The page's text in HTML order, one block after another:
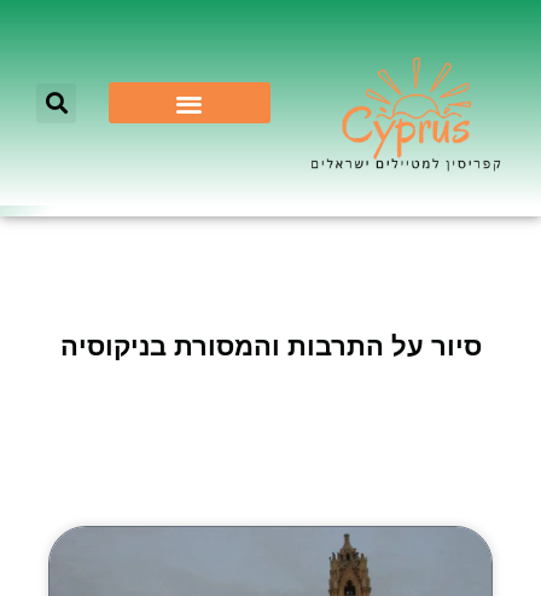
סיור על התרבות והמסורת בניקוסיה